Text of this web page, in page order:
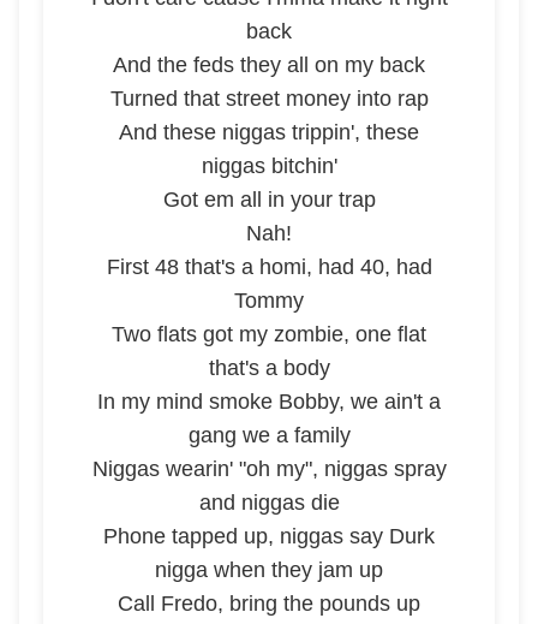
back
And the feds they all on my back
Turned that street money into rap
And these niggas trippin', these
niggas bitchin'
Got em all in your trap
Nah!
First 48 that's a homi, had 40, had
Tommy
Two flats got my zombie, one flat
that's a body
In my mind smoke Bobby, we ain't a
gang we a family
Niggas wearin' "oh my", niggas spray
and niggas die
Phone tapped up, niggas say Durk
nigga when they jam up
Call Fredo, bring the pounds up